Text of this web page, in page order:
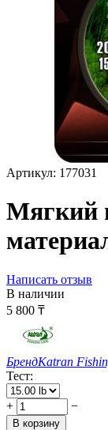
Артикул: 177031
Мягкий
Написать отзыв
В наличии
5 800 ₸
БрендKatran
Тест:
+ −
В корзину